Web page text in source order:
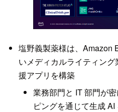
塩野義製薬様は、Amazon
いメディカルライティン
援アプリを構築
業務部門と IT 部門が
ピングを通じて生成 AI